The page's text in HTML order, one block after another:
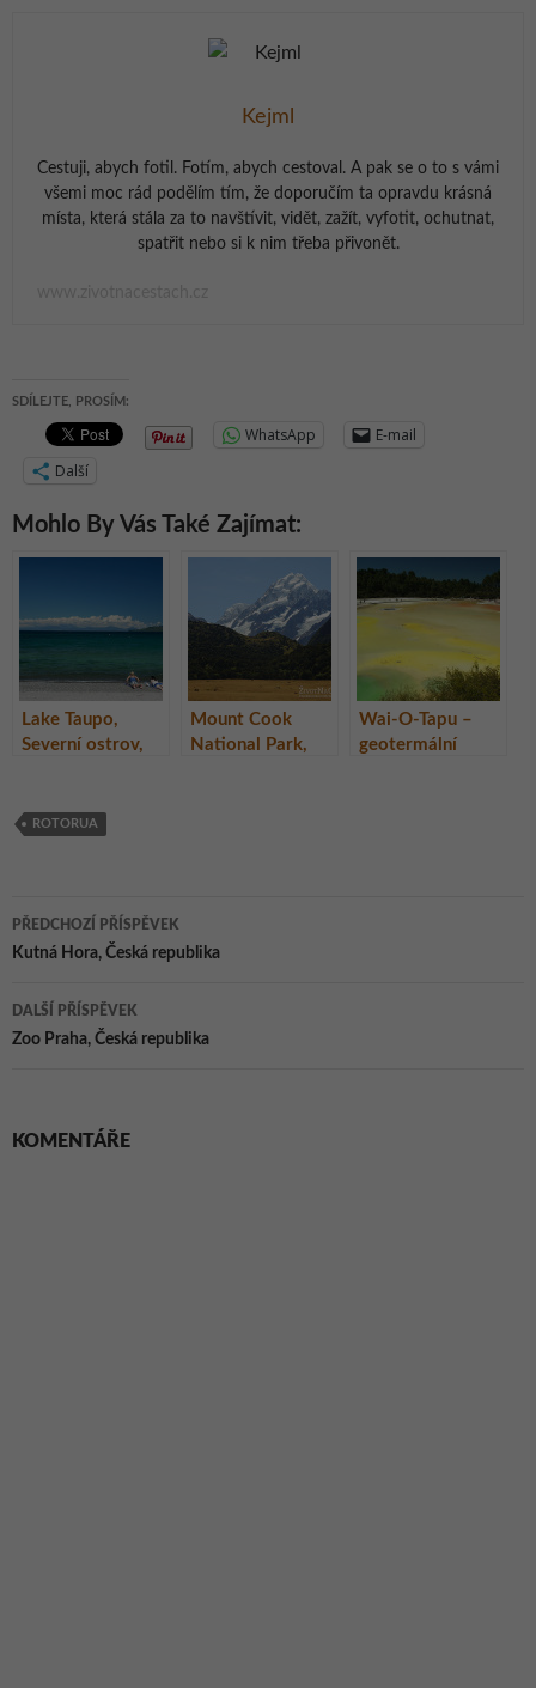
Kejml
Cestuji, abych fotil. Fotím, abych cestoval. A pak se o to s vámi
všemi moc rád podělím tím, že doporučím ta opravdu krásná
místa, která stála za to navštívit, vidět, zažít, vyfotit, ochutnat,
spatřit nebo si k nim třeba přivonět.
SDÍLEJTE, PROSÍM:
WhatsApp
E-mail
Další
Mohlo By Vás Také Zajímat:
Lake Taupo,
Severní ostrov,
Mount Cook
National Park,
Wai-O-Tapu –
geotermální
ROTORUA
Navigace
pro
příspěvky
PŘEDCHOZÍ PŘÍSPĚVEK
Kutná Hora, Česká republika
DALŠÍ PŘÍSPĚVEK
Zoo Praha, Česká republika
KOMENTÁŘE